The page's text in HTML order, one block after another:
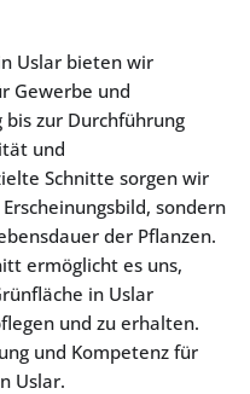
Uslar bieten wir
Gewerbe und
bis zur Durchführung
und
Schnitte sorgen wir
sondern
der Pflanzen.
ermöglicht es uns,
in Uslar
und zu erhalten.
und Kompetenz für
Uslar.